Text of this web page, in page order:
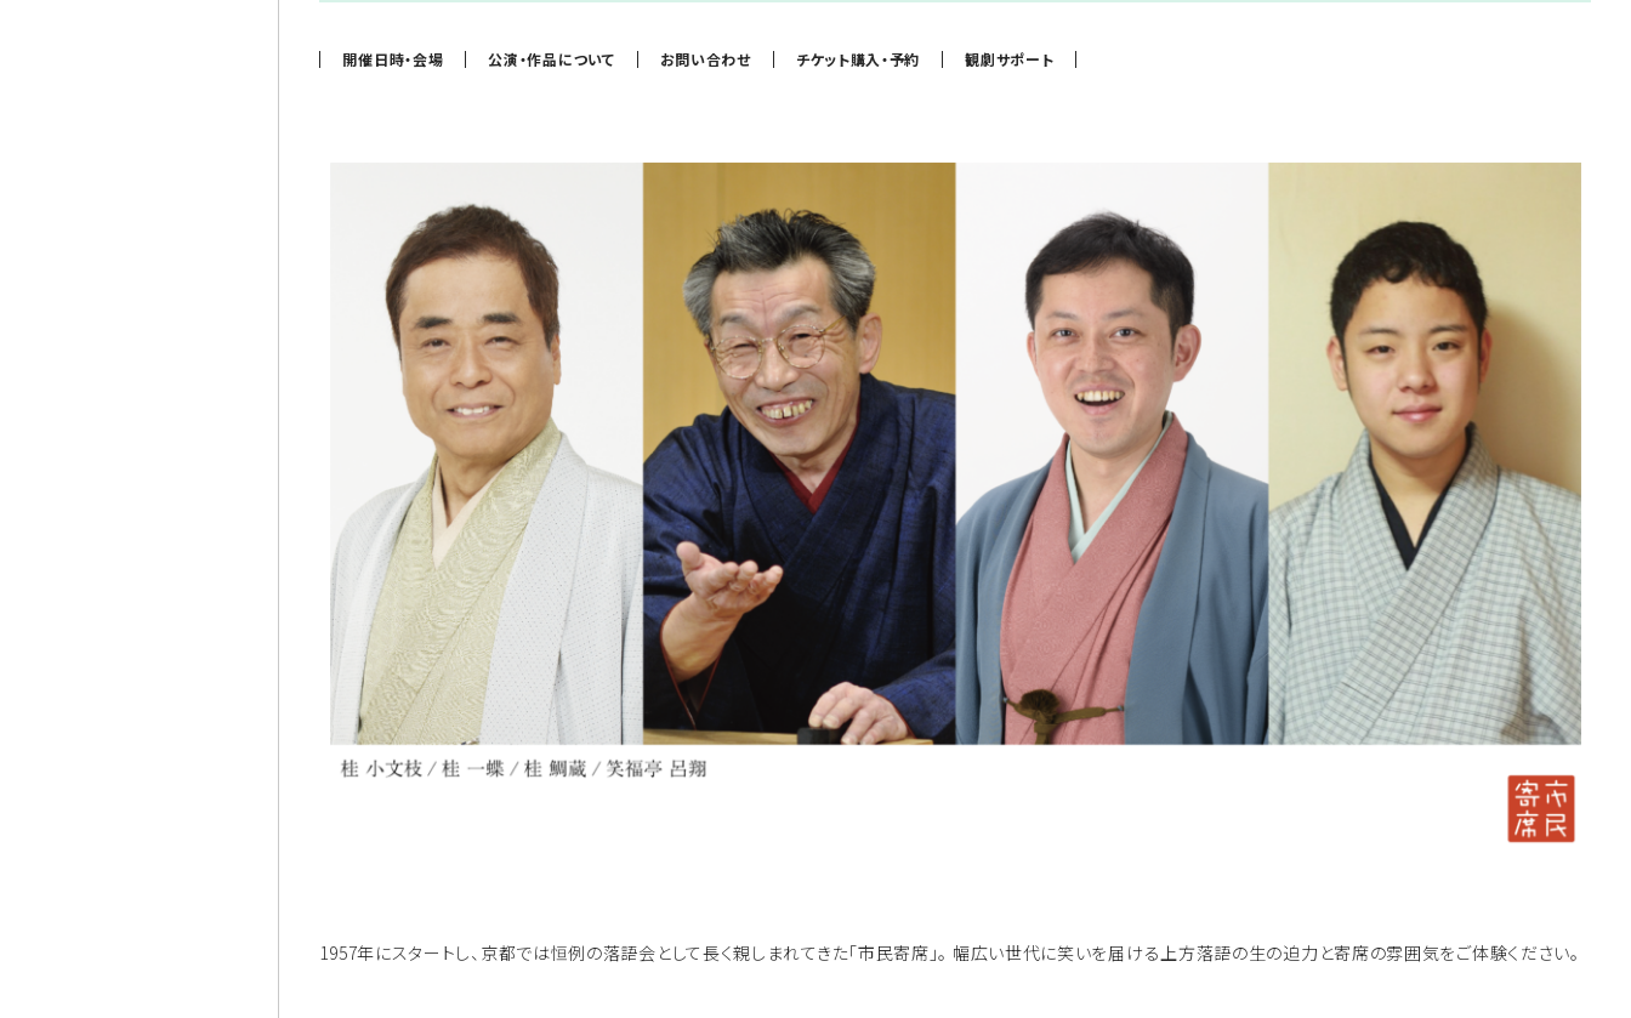
開催日時・会場 公演・作品について お問い合わせ チケット購入・予約 観劇サポート
1957年にスタートし、京都では恒例の落語会として長く親しまれてきた「市民寄席」。 幅広い世代に笑いを届ける上方落語の生の迫力と寄席の雰囲気をご体験ください。